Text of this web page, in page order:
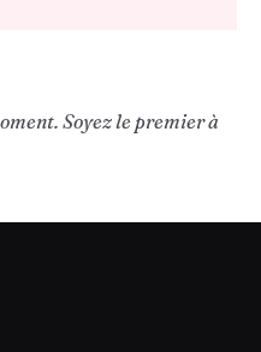
Soyez le premier à